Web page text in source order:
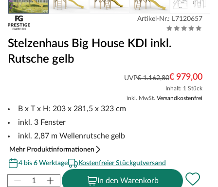
Artikel-Nr.: L7120657
Stelzenhaus Big House KDI inkl.
Rutsche gelb
UVP€ 1.162,80€ 979,00
Inhalt: 1 Stück
inkl. MwSt. Versandkostenfrei
B x T x H: 203 x 281,5 x 323 cm
inkl. 3 Fenster
inkl. 2,87 m Wellenrutsche gelb
Mehr Produktinformationen
4 bis 6 Werktage
Kostenfreier Stückgutversand
In den Warenkorb